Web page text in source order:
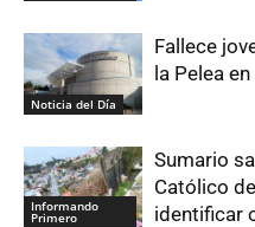
Noticia del Día
Fallece
la Pelea
Informando
Primero
Sumario
Católico
identificar